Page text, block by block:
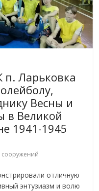
п. Ларьковка
Весны и
в Великой
1941-1945
сооружений
отличную
энтузиазм и волю